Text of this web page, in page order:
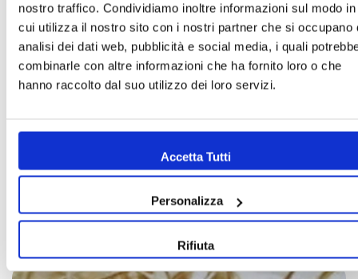
nostro traffico. Condividiamo inoltre informazioni sul modo in
cui utilizza il nostro sito con i nostri partner che si occupano
analisi dei dati web, pubblicità e social media, i quali
combinarle con altre informazioni che ha fornito loro o che
hanno raccolto dal suo utilizzo dei loro servizi.
Accetta Tutti
Personalizza
Rifiuta
Share this article
Copy
Share Share